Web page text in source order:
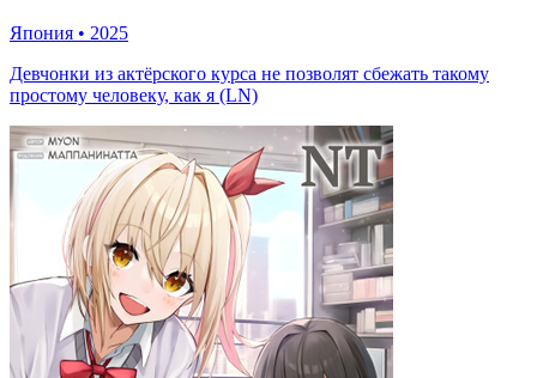
Япония • 2025
Девчонки из актёрского курса не позволят сбежать такому
простому человеку, как я (LN)